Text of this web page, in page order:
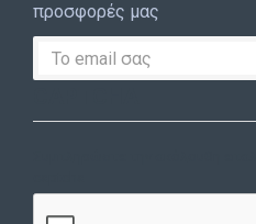
προσφορές μας